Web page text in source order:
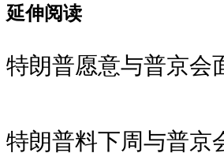
延伸阅读
特朗普愿意与普京会
特朗普料下周与普京